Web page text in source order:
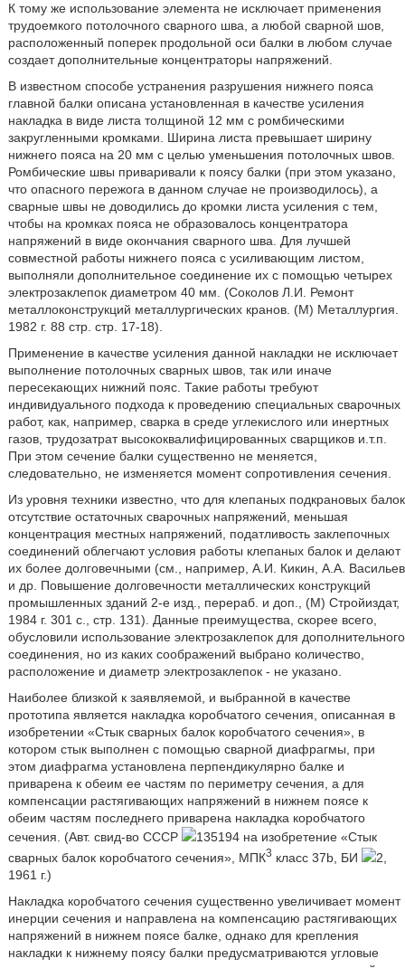
К тому же использование элемента не исключает применения
трудоемкого потолочного сварного шва, а любой сварной шов,
расположенный поперек продольной оси балки в любом случае
создает дополнительные концентраторы напряжений.
В известном способе устранения разрушения нижнего пояса
главной балки описана установленная в качестве усиления
накладка в виде листа толщиной 12 мм с ромбическими
закругленными кромками. Ширина листа превышает ширину
нижнего пояса на 20 мм с целью уменьшения потолочных швов.
Ромбические швы приваривали к поясу балки (при этом указано,
что опасного пережога в данном случае не производилось), а
сварные швы не доводились до кромки листа усиления с тем,
чтобы на кромках пояса не образовалось концентратора
напряжений в виде окончания сварного шва. Для лучшей
совместной работы нижнего пояса с усиливающим листом,
выполняли дополнительное соединение их с помощью четырех
электрозаклепок диаметром 40 мм. (Соколов Л.И. Ремонт
металлоконструкций металлургических кранов. (М) Металлургия.
1982 г. 88 стр. стр. 17-18).
Применение в качестве усиления данной накладки не исключает
выполнение потолочных сварных швов, так или иначе
пересекающих нижний пояс. Такие работы требуют
индивидуального подхода к проведению специальных сварочных
работ, как, например, сварка в среде углекислого или инертных
газов, трудозатрат высококвалифицированных сварщиков и.т.п.
При этом сечение балки существенно не меняется,
следовательно, не изменяется момент сопротивления сечения.
Из уровня техники известно, что для клепаных подкрановых балок
отсутствие остаточных сварочных напряжений, меньшая
концентрация местных напряжений, податливость заклепочных
соединений облегчают условия работы клепаных балок и делают
их более долговечными (см., например, А.И. Кикин, А.А. Васильев
и др. Повышение долговечности металлических конструкций
промышленных зданий 2-е изд., перераб. и доп., (М) Стройиздат,
1984 г. 301 с., стр. 131). Данные преимущества, скорее всего,
обусловили использование электрозаклепок для дополнительного
соединения, но из каких соображений выбрано количество,
расположение и диаметр электрозаклепок - не указано.
Наиболее близкой к заявляемой, и выбранной в качестве
прототипа является накладка коробчатого сечения, описанная в
изобретении «Стык сварных балок коробчатого сечения», в
котором стык выполнен с помощью сварной диафрагмы, при
этом диафрагма установлена перпендикулярно балке и
приварена к обеим ее частям по периметру сечения, а для
компенсации растягивающих напряжений в нижнем поясе к
обеим частям последнего приварена накладка коробчатого
сечения. (Авт. свид-во СССР
135194 на изобретение «Стык
сварных балок коробчатого сечения», МПК3 класс 37b, БИ
2,
1961 г.)
Накладка коробчатого сечения существенно увеличивает момент
инерции сечения и направлена на компенсацию растягивающих
напряжений в нижнем поясе балке, однако для крепления
накладки к нижнему поясу балки предусматриваются угловые